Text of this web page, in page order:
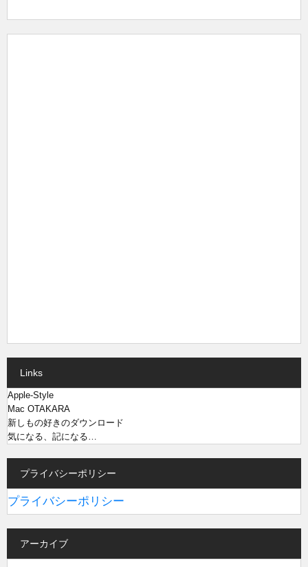
Links
Apple-Style
Mac OTAKARA
新しもの好きのダウンロード
気になる、記になる…
プライバシーポリシー
プライバシーポリシー
アーカイブ